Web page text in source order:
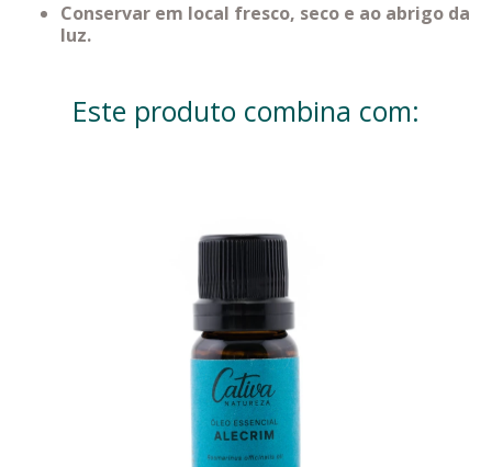
Conservar em local fresco, seco e ao abrigo da
luz.
Este produto combina com: